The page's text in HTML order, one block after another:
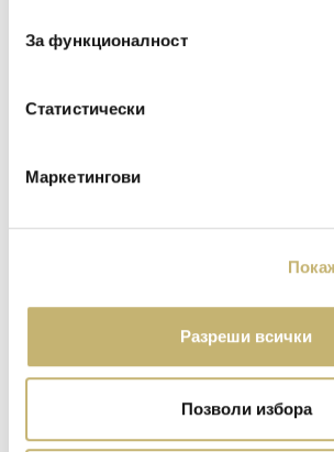
За функционалност
Статистически
Маркетингови
Разреши всички
Позволи избора
Изтеглете файловете
RULES-of-the-National-Consumer-
Формат: PDF